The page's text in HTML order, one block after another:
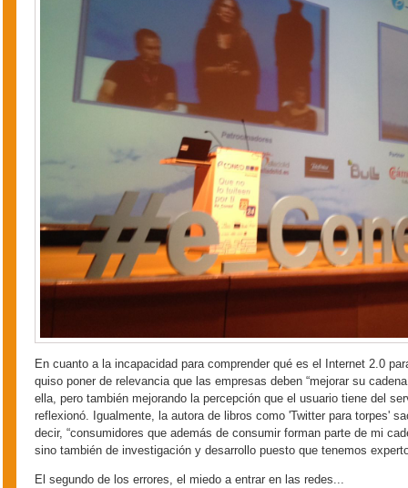
En cuanto a la incapacidad para comprender qué es el Internet 2.0
quiso poner de relevancia que las empresas deben “mejorar su
ella, pero también mejorando la percepción que el usuario tiene del
reflexionó. Igualmente, la autora de libros como 'Twitter para torpes'
decir, “consumidores que además de consumir forman parte de mi
sino también de investigación y desarrollo puesto que tenemos
El segundo de los errores, el miedo a entrar en las redes...